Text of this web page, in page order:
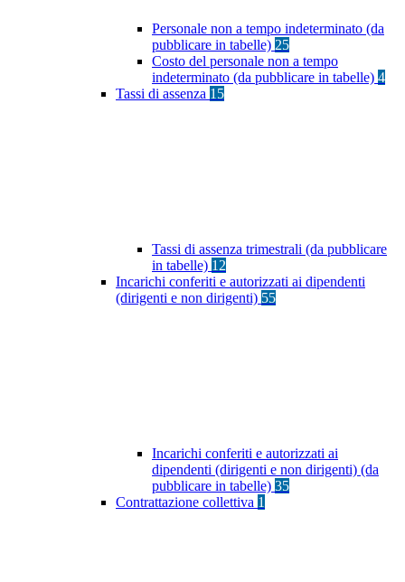
Personale non a tempo indeterminato (da
pubblicare in tabelle) 25
Costo del personale non a tempo
indeterminato (da pubblicare in tabelle) 4
Tassi di assenza 15
Tassi di assenza trimestrali (da pubblicare
in tabelle) 12
Incarichi conferiti e autorizzati ai dipendenti
(dirigenti e non dirigenti) 55
Incarichi conferiti e autorizzati ai
dipendenti (dirigenti e non dirigenti) (da
pubblicare in tabelle) 35
Contrattazione collettiva 1